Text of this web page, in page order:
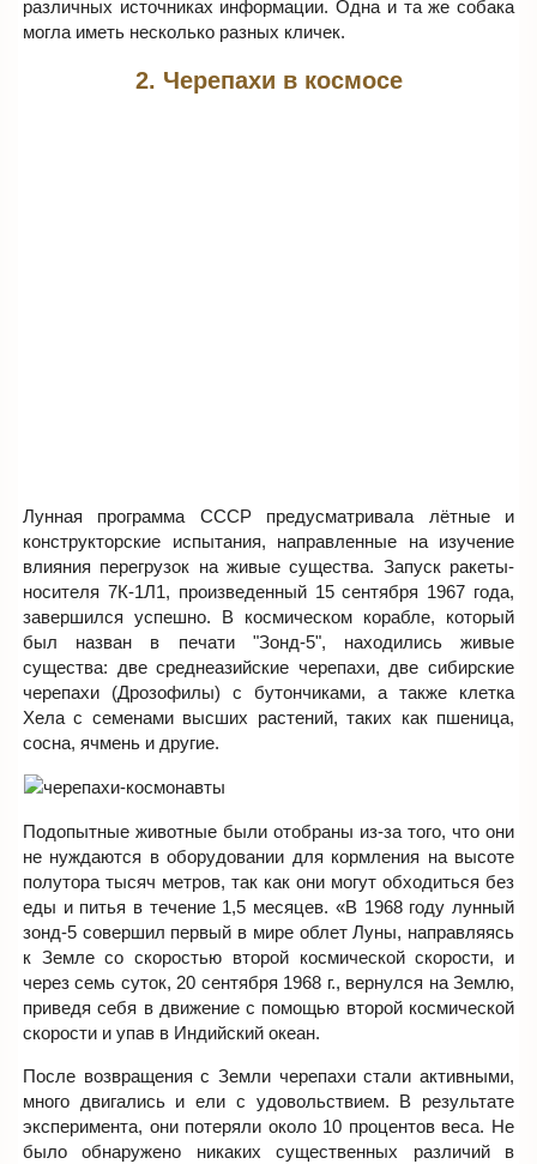
различных источниках информации. Одна и та же собака
могла иметь несколько разных кличек.
2. Черепахи в космосе
Лунная программа СССР предусматривала лётные и
конструкторские испытания, направленные на изучение
влияния перегрузок на живые существа. Запуск ракеты-
носителя 7К-1Л1, произведенный 15 сентября 1967 года,
завершился успешно. В космическом корабле, который
был назван в печати "Зонд-5", находились живые
существа: две среднеазийские черепахи, две сибирские
черепахи (Дрозофилы) с бутончиками, а также клетка
Хела с семенами высших растений, таких как пшеница,
сосна, ячмень и другие.
Подопытные животные были отобраны из-за того, что они
не нуждаются в оборудовании для кормления на высоте
полутора тысяч метров, так как они могут обходиться без
еды и питья в течение 1,5 месяцев. «В 1968 году лунный
зонд-5 совершил первый в мире облет Луны, направляясь
к Земле со скоростью второй космической скорости, и
через семь суток, 20 сентября 1968 г., вернулся на Землю,
приведя себя в движение с помощью второй космической
скорости и упав в Индийский океан.
После возвращения с Земли черепахи стали активными,
много двигались и ели с удовольствием. В результате
эксперимента, они потеряли около 10 процентов веса. Не
было обнаружено никаких существенных различий в